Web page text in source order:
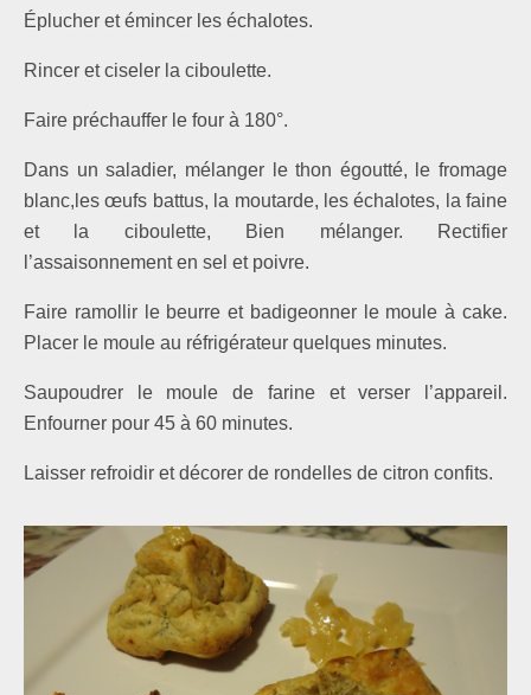
Éplucher et émincer les échalotes.
Rincer et ciseler la ciboulette.
Faire préchauffer le four à 180°.
Dans un saladier, mélanger le thon égoutté, le fromage
blanc,les œufs battus, la moutarde, les échalotes, la faine
et la ciboulette, Bien mélanger. Rectifier
l’assaisonnement en sel et poivre.
Faire ramollir le beurre et badigeonner le moule à cake.
Placer le moule au réfrigérateur quelques minutes.
Saupoudrer le moule de farine et verser l’appareil.
Enfourner pour 45 à 60 minutes.
Laisser refroidir et décorer de rondelles de citron confits.